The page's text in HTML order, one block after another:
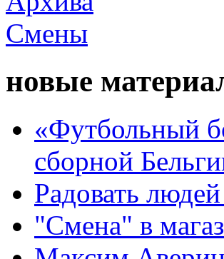
новые
«Футбольный
сборной
Радовать
"Смена" в